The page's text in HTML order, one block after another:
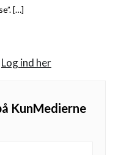
[…]
Log ind her
KunMedierne